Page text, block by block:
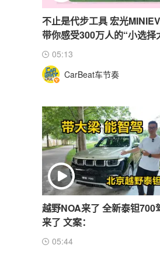
不止是代步工具 宏光MINIEV
带你感受300万人的“小选择
05:13
CarBeat车节奏
越野NOA来了 全新泰钽700
来了 文案：
05:44